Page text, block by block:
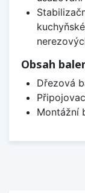
Obsah
Dřezová
Montážní